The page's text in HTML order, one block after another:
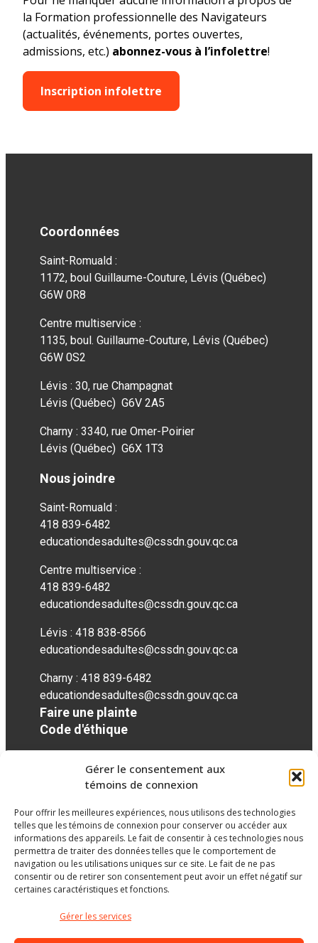
Gérer le consentement aux
témoins de connexion
Pour offrir les meilleures expériences, nous utilisons des technologies
telles que les témoins de connexion pour conserver ou accéder aux
informations des appareils. Le fait de consentir à ces technologies nous
permettra de traiter des données telles que le comportement de
navigation ou les utilisations uniques sur ce site. Le fait de ne pas
consentir ou de retirer son consentement peut avoir un effet négatif sur
certaines caractéristiques et fonctions.
Gérer les services
la Formation professionnelle des Navigateurs
(actualités, événements, portes ouvertes,
admissions, etc.) abonnez-vous à l’infolettre!
Inscription infolettre
Coordonnées
Saint-Romuald :
1172, boul Guillaume-Couture, Lévis (Québec)
G6W 0R8
Centre multiservice :
1135, boul. Guillaume-Couture, Lévis (Québec)
G6W 0S2
Lévis : 30, rue Champagnat
Lévis (Québec) G6V 2A5
Charny : 3340, rue Omer-Poirier
Lévis (Québec) G6X 1T3
Nous joindre
Saint-Romuald :
418 839-6482
educationdesadultes@cssdn.gouv.qc.ca
Centre multiservice :
418 839-6482
educationdesadultes@cssdn.gouv.qc.ca
Lévis : 418 838-8566
educationdesadultes@cssdn.gouv.qc.ca
Charny : 418 839-6482
educationdesadultes@cssdn.gouv.qc.ca
Faire une plainte
Code d'éthique
Réseaux sociaux
facebook
twittergoogleplusgoogleplusgoogleplus